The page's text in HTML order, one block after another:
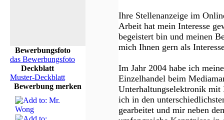
Bewerbungsfoto
das Bewerbungsfoto
Deckblatt
Muster-Deckblatt
Bewerbung merken
Ihre Stellenanzeige im
Arbeit hat mein Interesse
begeistert bin und meinen
mich Ihnen gern als
Im Jahr 2004 habe ich
Einzelhandel beim
Unterhaltungselektronik mit
ich in den
gearbeitet und mir neben